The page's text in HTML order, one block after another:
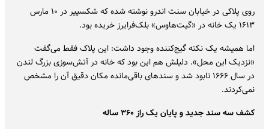
روی پلاکی در خیابان سنت اندرو نوشته شده که شکسپیر در ۱۰ مارس
۱۶۱۳ یک خانه در «گیت‌هاوس» بلک‌فرایرز خریده بود.
اما همیشه یک نکته گیج‌کننده وجود داشت: این پلاک فقط می‌گفت
«نزدیک این محل». دلیلش هم این بود که خانه در آتش‌سوزی بزرگ لندن
در سال ۱۶۶۶ نابود شد و سندهای باقی‌مانده مکان دقیق آن را مشخص
نمی‌کردند.
کشف سه سند جدید و پایان یک راز ۳۶۰ ساله